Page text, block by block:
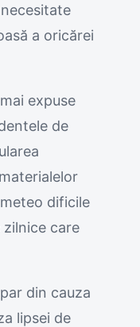
a oricărei
expuse
de
dificile
care
din cauza
lipsei de